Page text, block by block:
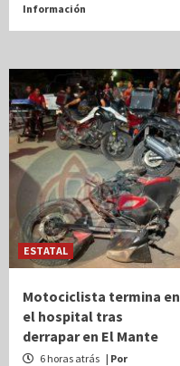
Información
ESTATAL
Motociclista termina en
el hospital tras
derrapar en El Mante
6 horas atrás | Por